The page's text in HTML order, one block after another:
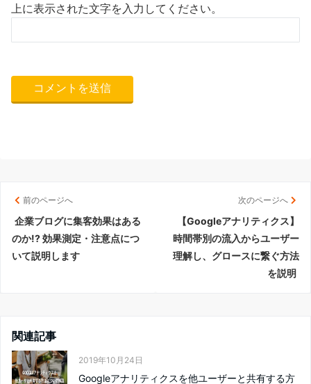
上に表示された文字を入力してください。
前のページへ
企業ブログに集客効果はある
のか!? 効果測定・注意点につ
いて説明します
次のページへ
【Googleアナリティクス】
時間帯別の流入からユーザー
理解し、グロースに繋ぐ方法
を説明
関連記事
2019年10月24日
Googleアナリティクスを他ユーザーと共有する方